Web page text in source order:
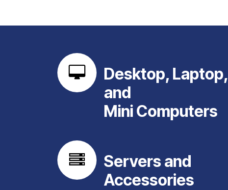
Desktop, Laptop,
and
Mini Computers
Servers and
Accessories